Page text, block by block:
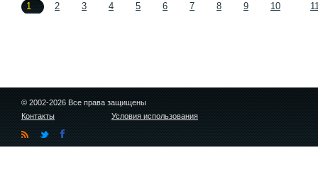
1 2 3 4 5 6 7 8 9 10
© 2002-2026 Все права защищены
Контакты
Условия использования